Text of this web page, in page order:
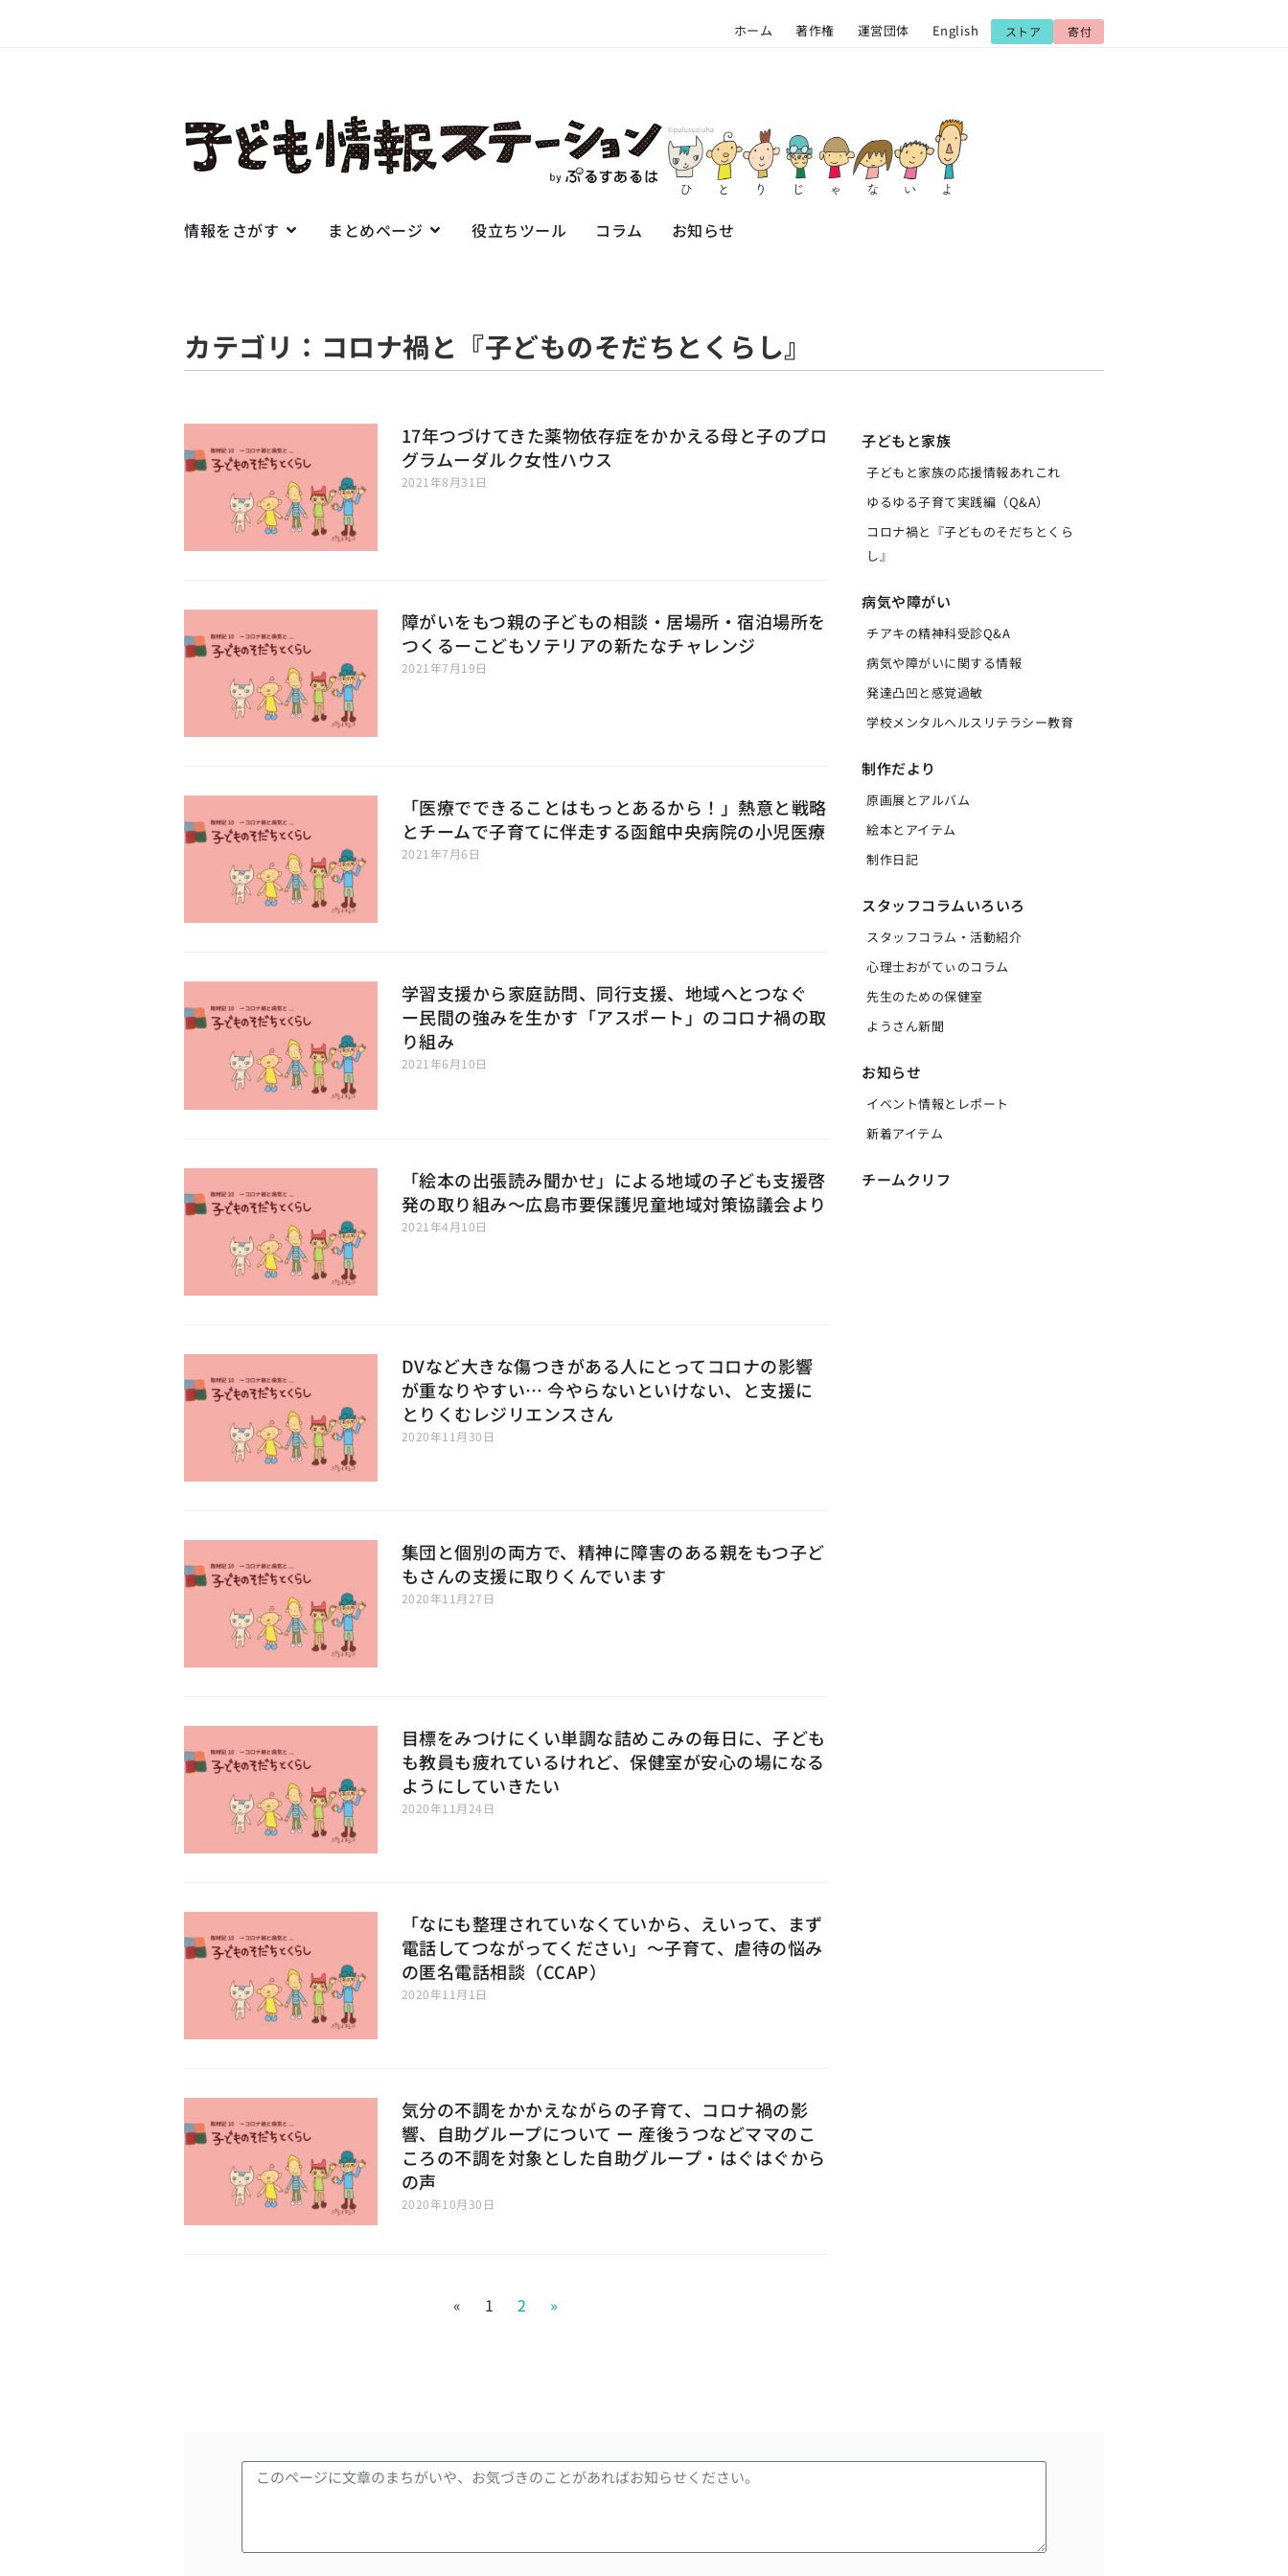
ホーム 著作権 運営団体 English ストア 寄付
情報をさがす まとめページ 役立ちツール コラム お知らせ
カテゴリ：コロナ禍と『子どものそだちとくらし』
17年つづけてきた薬物依存症をかかえる母と子のプロ
グラムーダルク女性ハウス
2021年8月31日
障がいをもつ親の子どもの相談・居場所・宿泊場所を
つくるーこどもソテリアの新たなチャレンジ
2021年7月19日
「医療でできることはもっとあるから！」熱意と戦略
とチームで子育てに伴走する函館中央病院の小児医療
2021年7月6日
学習支援から家庭訪問、同行支援、地域へとつなぐ
ー民間の強みを生かす「アスポート」のコロナ禍の取
り組み
2021年6月10日
「絵本の出張読み聞かせ」による地域の子ども支援啓
発の取り組み〜広島市要保護児童地域対策協議会より
2021年4月10日
DVなど大きな傷つきがある人にとってコロナの影響
が重なりやすい… 今やらないといけない、と支援に
とりくむレジリエンスさん
2020年11月30日
集団と個別の両方で、精神に障害のある親をもつ子ど
もさんの支援に取りくんでいます
2020年11月27日
目標をみつけにくい単調な詰めこみの毎日に、子ども
も教員も疲れているけれど、保健室が安心の場になる
ようにしていきたい
2020年11月24日
「なにも整理されていなくていから、えいって、まず
電話してつながってください」〜子育て、虐待の悩み
の匿名電話相談（CCAP）
2020年11月1日
気分の不調をかかえながらの子育て、コロナ禍の影
響、自助グループについて ー 産後うつなどママのこ
ころの不調を対象とした自助グループ・はぐはぐから
の声
2020年10月30日
« 1 2 »
子どもと家族
子どもと家族の応援情報あれこれ
ゆるゆる子育て実践編（Q&A）
コロナ禍と『子どものそだちとくら
し』
病気や障がい
チアキの精神科受診Q&A
病気や障がいに関する情報
発達凸凹と感覚過敏
学校メンタルへルスリテラシー教育
制作だより
原画展とアルバム
絵本とアイテム
制作日記
スタッフコラムいろいろ
スタッフコラム・活動紹介
心理士おがてぃのコラム
先生のための保健室
ようさん新聞
お知らせ
イベント情報とレポート
新着アイテム
チームクリフ